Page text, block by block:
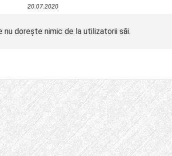
20.07.2020
dorește nimic de la utilizatorii săi.